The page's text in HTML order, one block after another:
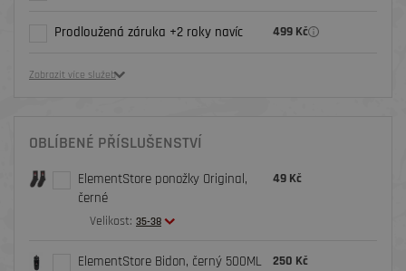
Prodloužená záruka +2 roky navíc 499 Kč
Zobrazit více služeb
OBLÍBENÉ PŘÍSLUŠENSTVÍ
ElementStore ponožky Original,
černé
Velikost: 35-38
49 Kč
ElementStore Bidon, černý 500ML 250 Kč